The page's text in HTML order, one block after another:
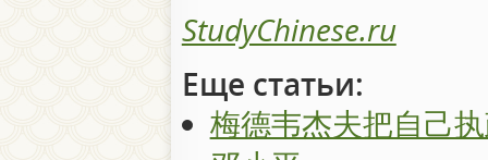
StudyChinese.ru
Еще статьи:
梅德韦杰夫把自己